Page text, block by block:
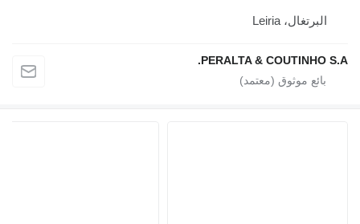
البرتغال، Leiria
PERALTA & COUTINHO S.A.